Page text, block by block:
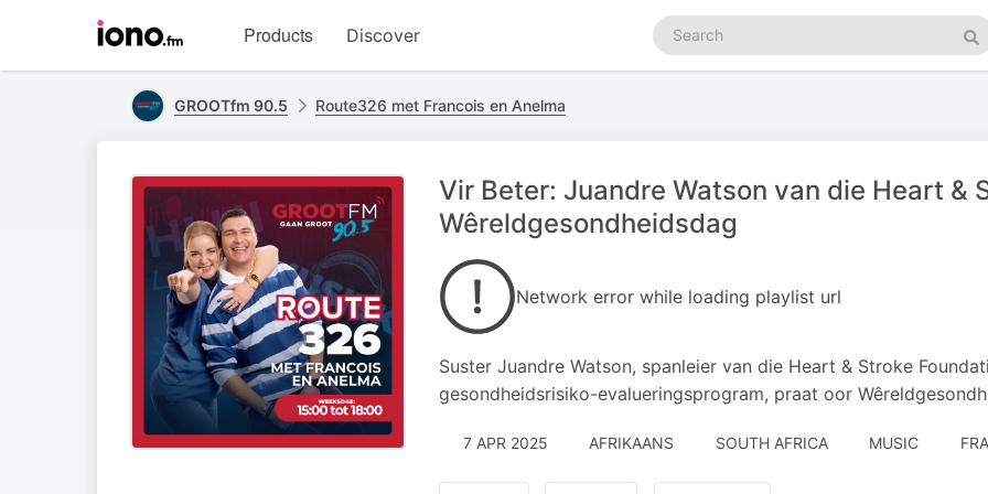
homepage
Products Discover
Search
podcasts
GROOTfm 90.5 Route326 met Francois en Anelma
Vir Beter: Juandre Watson van die Heart &
Wêreldgesondheidsdag
Network error while loading playlist url
Suster Juandre Watson, spanleier van die Heart & Stroke
gesondheidsrisiko-evalueringsprogram, praat oor
7 APR 2025 AFRIKAANS SOUTH AFRICA MUSIC